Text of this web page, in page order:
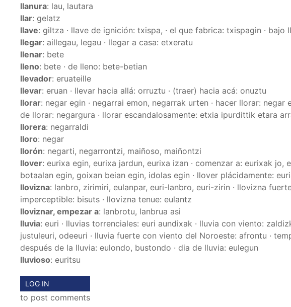
llanura: lau, lautara
llar: gelatz
llave: giltza · llave de ignición: txispa, · el que fabrica: txispagin · bajo
llegar: aillegau, legau · llegar a casa: etxeratu
llenar: bete
lleno: bete · de lleno: bete-betian
llevador: eruateille
llevar: eruan · llevar hacia allá: orruztu · (traer) hacia acá: onuztu
llorar: negar egin · negarrai emon, negarrak urten · hacer llorar: negar
de llorar: negargura · llorar escandalosamente: etxia ipurdittik etara
llorera: negarraldi
lloro: negar
llorón: negarti, negarrontzi, maiñoso, maiñontzi
llover: eurixa egin, eurixa jardun, eurixa izan · comenzar a: eurixak jo,
botaalan egin, goixan beian egin, idolas egin · llover plácidamente:
llovizna: lanbro, zirimiri, eulanpar, euri-lanbro, euri-zirin · llovizna
imperceptible: bisuts · llovizna tenue: eulantz
lloviznar, empezar a: lanbrotu, lanbrua asi
lluvia: euri · lluvias torrenciales: euri aundixak · lluvia con viento:
justuleuri, odeeuri · lluvia fuerte con viento del Noroeste: afrontu ·
después de la lluvia: eulondo, bustondo · dia de lluvia: eulegun
lluvioso: euritsu
LOG IN
to post comments